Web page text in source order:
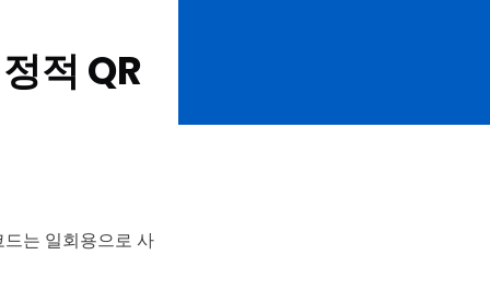
적 QR
는 일회용으로 사